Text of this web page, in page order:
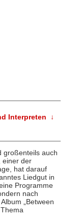
Interpreten ↓
großenteils auch
einer der
hat darauf
Liedgut in
Programme
nach
„Between